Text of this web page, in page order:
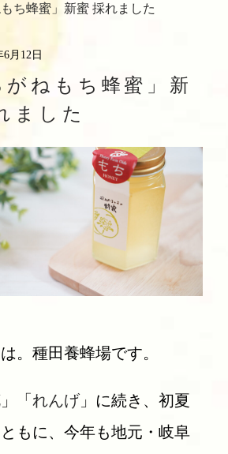
もち蜂蜜」新蜜 採れました
6月12日
がねもち蜂蜜」新
ました
。種田養蜂場です。
」「 れんげ」に続き、初夏
もに、今年も地元・岐阜